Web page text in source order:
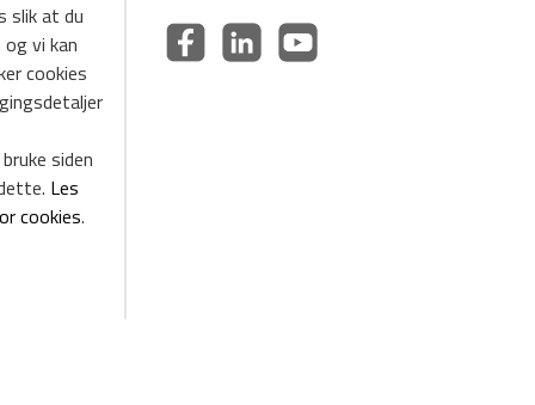
slik at du
vi kan
cookies
siden
Les
cookies.